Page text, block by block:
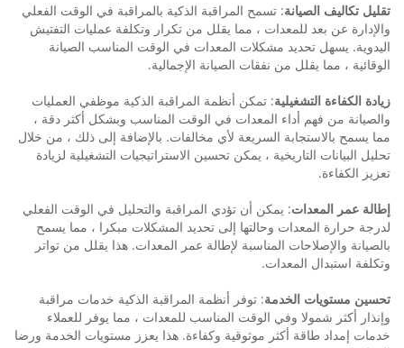
تقليل تكاليف الصيانة: تسمح المراقبة الذكية بالمراقبة في الوقت الفعلي
والإدارة عن بعد للمعدات ، مما يقلل من تكرار وتكلفة عمليات التفتيش
اليدوية. يسهل تحديد مشكلات المعدات في الوقت المناسب الصيانة
الوقائية ، مما يقلل من نفقات الصيانة الإجمالية.
زيادة الكفاءة التشغيلية: تمكن أنظمة المراقبة الذكية موظفي العمليات
والصيانة من فهم أداء المعدات في الوقت المناسب وبشكل أكثر دقة ،
مما يسمح بالاستجابة السريعة لأي مخالفات. بالإضافة إلى ذلك ، من خلال
تحليل البيانات التاريخية ، يمكن تحسين الاستراتيجيات التشغيلية لزيادة
تعزيز الكفاءة.
إطالة عمر المعدات: يمكن أن تؤدي المراقبة والتحليل في الوقت الفعلي
لدرجة حرارة المعدات وحالتها إلى تحديد المشكلات مبكرا ، مما يسمح
بالصيانة والإصلاحات المناسبة لإطالة عمر المعدات. هذا يقلل من تواتر
وتكلفة استبدال المعدات.
تحسين مستويات الخدمة: توفر أنظمة المراقبة الذكية خدمات مراقبة
وإنذار أكثر شمولا وفي الوقت المناسب للمعدات ، مما يوفر للعملاء
خدمات إمداد طاقة أكثر موثوقية وكفاءة. هذا يعزز مستويات الخدمة ورضا